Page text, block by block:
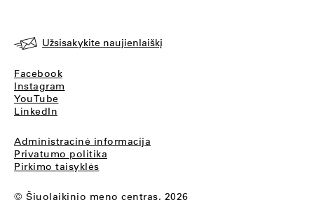
Užsisakykite naujienlaiškį
Facebook
Instagram
YouTube
LinkedIn
Administracinė informacija
Privatumo politika
Pirkimo taisyklės
© Šiuolaikinio meno centras, 2026